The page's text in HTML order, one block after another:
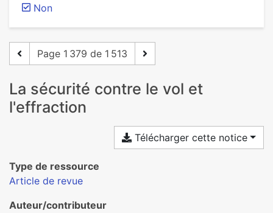
Non
Page 1 379 de 1 513
La sécurité contre le vol et
l'effraction
Télécharger cette notice
Type de ressource
Article de revue
Auteur/contributeur